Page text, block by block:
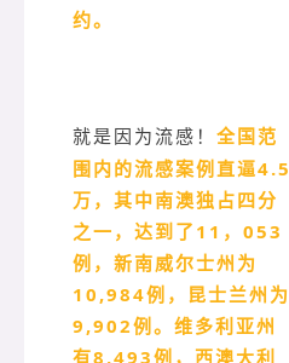
约。
就是因为流感！ 全国范
围内的流感案例直逼4.5
万，其中南澳独占四分
之一，达到了11，053
例，新南威尔士州为
10,984例，昆士兰州为
9,902例。维多利亚州
有8,493例，西澳大利